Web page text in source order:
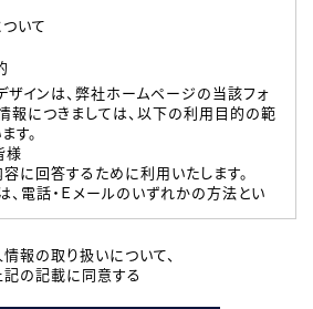
いて
ザインは、弊社ホームページの当該フォ
報につきましては、以下の利用目的の範
す。
様
回答するために利用いたします。
電話・Ｅメールのいずれかの方法とい
および本登録時の参考情報として利
報の取り扱いについて、
記の記載に同意する